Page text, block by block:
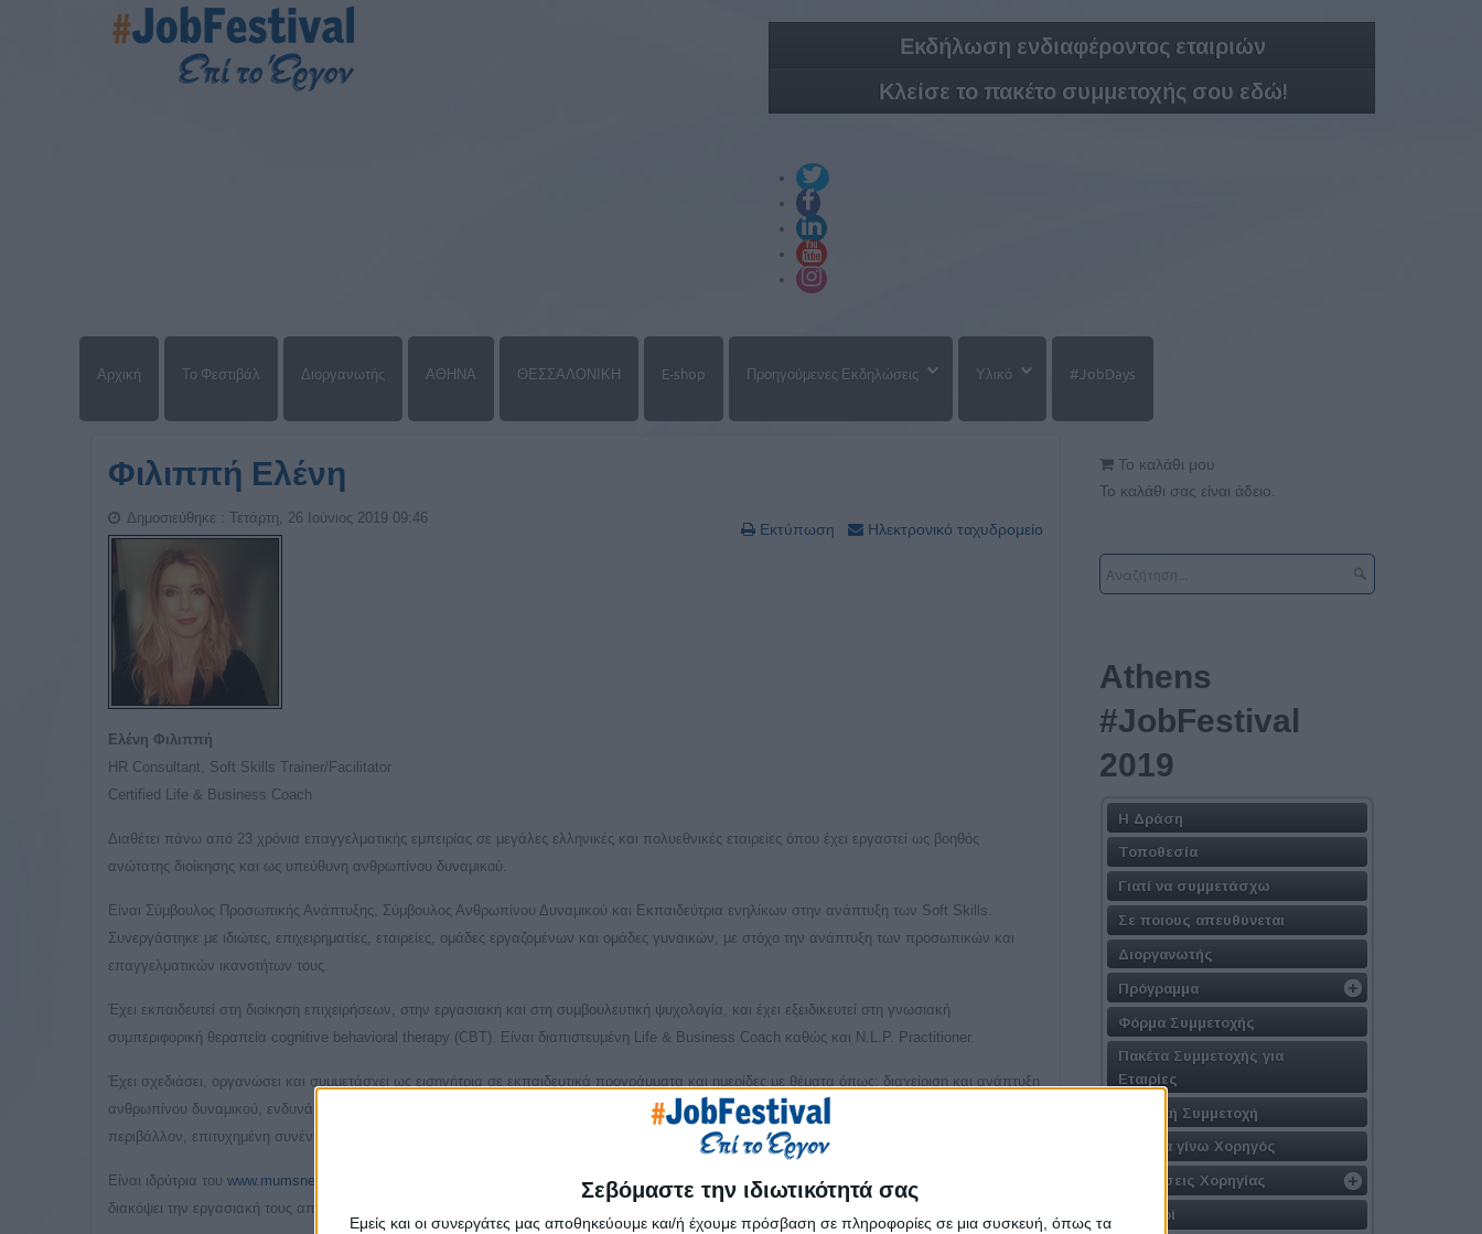
Σεβόμαστε την ιδιωτικότητά σας
Εμείς και οι συνεργάτες μας αποθηκεύουμε και/ή έχουμε πρόσβαση σε πληροφορίες σε μια συσκευή, όπως τα
Εκδήλωση ενδιαφέροντος εταιριών
Κλείσε το πακέτο συμμετοχής σου εδώ!
Αρχική Το Φεστιβάλ Διοργανωτής ΑΘΗΝΑ ΘΕΣΣΑΛΟΝΙΚΗ E-shop Προηγούμενες Εκδηλώσεις Υλικό #JobDays
Φιλιππή Ελένη
Εκτύπωση Ηλεκτρονικό ταχυδρομείο
Δημοσιεύθηκε : Τετάρτη, 26 Ιούνιος 2019 09:46
Ελένη Φιλιππή
HR Consultant, Soft Skills Trainer/Facilitator
Certified Life & Business Coach
Διαθέτει πάνω από 23 χρόνια επαγγελματικής εμπειρίας σε μεγάλες ελληνικές και πολυεθνικές εταιρείες όπου έχει εργαστεί ως βοηθός
ανώτατης διοίκησης και ως υπεύθυνη ανθρωπίνου δυναμικού.
Είναι Σύμβουλος Προσωπικής Ανάπτυξης, Σύμβουλος Ανθρωπίνου Δυναμικού και Εκπαιδεύτρια ενηλίκων στην ανάπτυξη των Soft Skills.
Συνεργάστηκε με ιδιώτες, επιχειρηματίες, εταιρείες, ομάδες εργαζομένων και ομάδες γυναικών, με στόχο την ανάπτυξη των προσωπικών και
επαγγελματικών ικανοτήτων τους.
Έχει εκπαιδευτεί στη διοίκηση επιχειρήσεων, στην εργασιακή και στη συμβουλευτική ψυχολογία, και έχει εξειδικευτεί στη γνωσιακή
συμπεριφορική θεραπεία cognitive behavioral therapy (CBT). Είναι διαπιστευμένη Life & Business Coach καθώς και N.L.P. Practitioner.
Έχει σχεδιάσει, οργανώσει και συμμετάσχει ως εισηγήτρια σε εκπαιδευτικά προγράμματα και ημερίδες με θέματα όπως: διαχείριση και ανάπτυξη
ανθρωπίνου δυναμικού, ενδυνάμωση ομάδας, ανάπτυξη προσωπικών δεξιοτήτων (Soft Skills), coaching & διαχείριση αλλαγής στο εργασιακό
περιβάλλον, επιτυχημένη συνέντευξη εργασίας, personal branding, Leadership & communication skills.
Είναι ιδρύτρια του www.mumsnetworking.gr
που στόχο έχει την υποστήριξη, την εκπαίδευση και τη δικτύωση για ταλαντούχες μητέρες που έχουν
διακόψει την εργασιακή τους απασχόληση, ώστε να επιστρέψουν στο εργασιακό περιβάλλον.
Το καλάθι μου
Το καλάθι σας είναι άδειο.
Athens
#JobFestival
2019
Η Δράση
Τοποθεσία
Γιατί να συμμετάσχω
Σε ποιους απευθύνεται
Διοργανωτής
Πρόγραμμα
Φόρμα Συμμετοχής
Πακέτα Συμμετοχής για
Εταιρίες
Εταιρική Συμμετοχή
Γιατί να γίνω Χορηγός
Προτάσεις Χορηγίας
Χορηγοί